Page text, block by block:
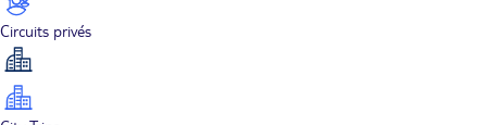
Circuits privés